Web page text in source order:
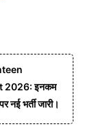
2026: इनकम
भर्ती जारी।